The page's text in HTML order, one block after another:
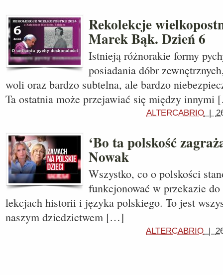
Rekolekcje
Marek Bąk. Dzień 6
Istnieją różnorakie formy
posiadania dóbr
woli oraz bardzo subtelna, ale bardzo
Ta ostatnia może przejawiać się między
ALTERCABRIO |
‘Bo ta polskość
Nowak
Wszystko, co o polskości
funkcjonować w przekazie
lekcjach historii i języka polskiego. To jest
naszym dziedzictwem […]
ALTERCABRIO |